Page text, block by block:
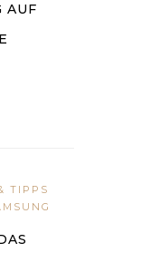
AUF
TIPPS